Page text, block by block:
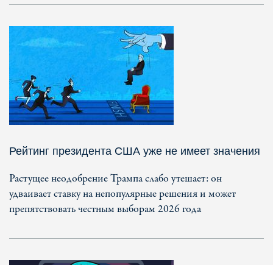
Рейтинг президента США уже не имеет значения
Растущее неодобрение Трампа слабо утешает: он
удваивает ставку на непопулярные решения и может
препятствовать честным выборам 2026 года